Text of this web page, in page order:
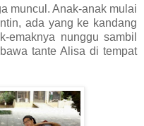
muncul. Anak-anak mulai
ada yang ke kandang
emaknya nunggu sambil
tante Alisa di tempat